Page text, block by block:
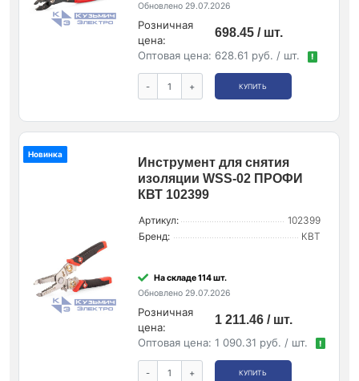
Обновлено 29.07.2026
Розничная
цена:
698.45 / шт.
Оптовая цена: 628.61 руб. / шт. !
- + КУПИТЬ
Новинка
Инструмент для снятия
изоляции WSS-02 ПРОФИ
КВТ 102399
Артикул:
102399
Бренд:
КВТ
На складе 114 шт.
Обновлено 29.07.2026
Розничная
цена:
1 211.46 / шт.
Оптовая цена: 1 090.31 руб. / шт. !
- + КУПИТЬ